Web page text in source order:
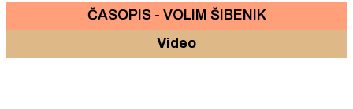
ČASOPIS - VOLIM ŠIBENIK
Video